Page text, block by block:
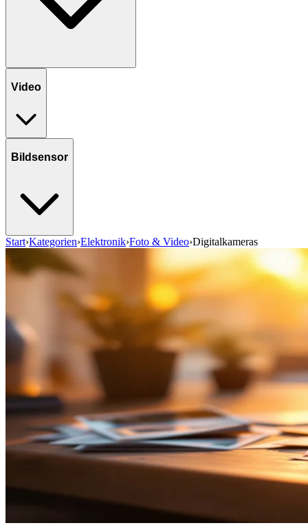
Video
Bildsensor
Start›Kategorien›Elektronik›Foto & Video›Digitalkameras